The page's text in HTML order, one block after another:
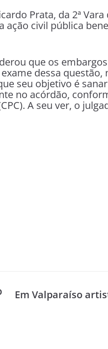
Prata, da 2ª Vara
ação civil pública
que os
dessa questão,
seu objetivo é
no acórdão,
A seu ver, o
Em Valparaíso